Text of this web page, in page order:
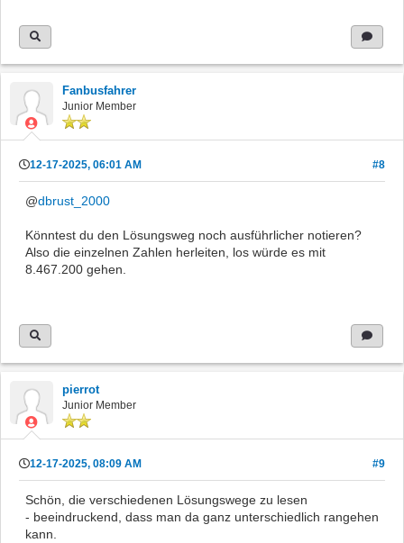
Fanbusfahrer
Junior Member
12-17-2025, 06:01 AM #8
@dbrust_2000
Könntest du den Lösungsweg noch ausführlicher notieren?
Also die einzelnen Zahlen herleiten, los würde es mit
8.467.200 gehen.
pierrot
Junior Member
12-17-2025, 08:09 AM #9
Schön, die verschiedenen Lösungswege zu lesen
- beeindruckend, dass man da ganz unterschiedlich rangehen
kann.